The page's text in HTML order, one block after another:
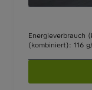
Energieverbrauch
(kombiniert): 116